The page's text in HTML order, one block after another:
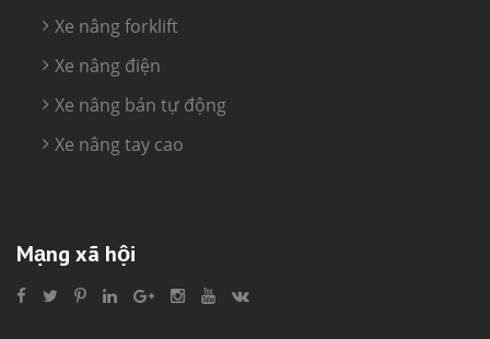
Xe nâng forklift
Xe nâng điện
Xe nâng bán tự động
Xe nâng tay cao
Mạng xã hội